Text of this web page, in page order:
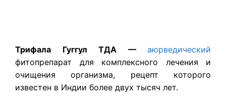
Трифала Гуггул ТДА — аюрведический
фитопрепарат для комплексного лечения и
очищения организма, рецепт которого
известен в Индии более двух тысяч лет.